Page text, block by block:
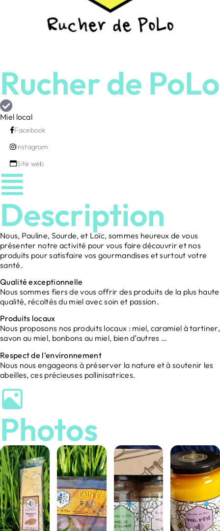
Rucher de PoLo
Miel local
Facebook
Instagram
Site web
Description
Nous, Pauline, Sourde, et Loïc, sommes heureux de vous
présenter notre activité pour vous faire découvrir et nos
produits pour satisfaire vos gourmandises et surtout votre
santé.
Qualité exceptionnelle
Nous sommes fiers de vous offrir des produits de la plus haute
qualité, récoltés du miel avec soin et passion.
Produits locaux
Nous proposons nos produits locaux : miel, caramiel à tartiner,
savon au miel, bonbons au miel, bien d’autres …
Respect de l’environnement
Nous nous engageons à préserver la nature et à soutenir les
abeilles, ces précieuses pollinisatrices.
Photos